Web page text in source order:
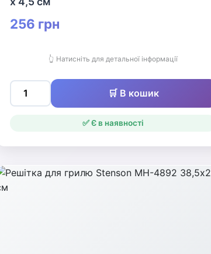
256 грн
👆 Натисніть для детальної інформації
🛒 В кошик
✅ Є в наявності